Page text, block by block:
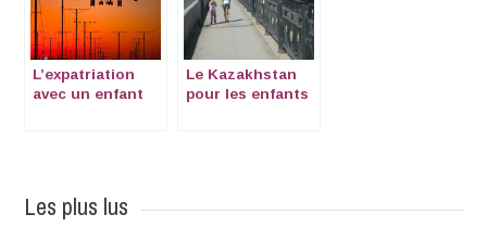
L’expatriation
avec un enfant
Le Kazakhstan
pour les enfants
Les plus lus